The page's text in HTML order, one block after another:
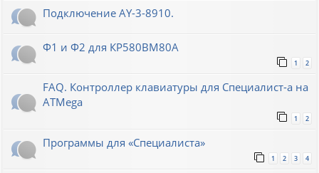
Подключение AY-3-8910.
Ф1 и Ф2 для КР580ВМ80А
1 2
FAQ. Контроллер клавиатуры для Специалист-а на
ATMega
1 2
Программы для «Специалиста»
1 2 3 4